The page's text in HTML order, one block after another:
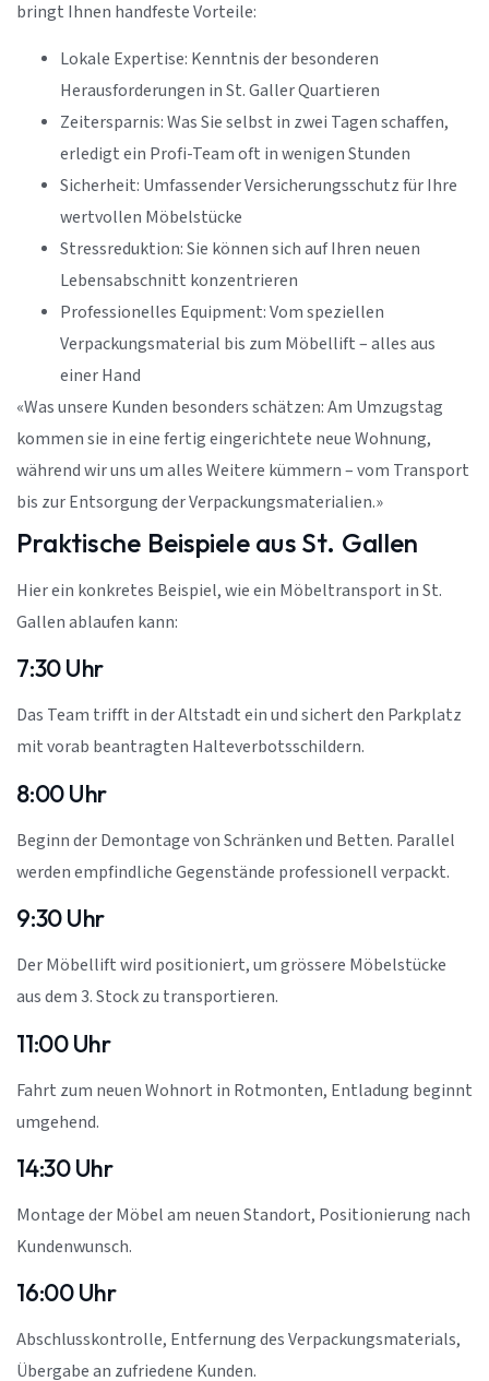
bringt Ihnen handfeste Vorteile:
Lokale Expertise: Kenntnis der besonderen
Herausforderungen in St. Galler Quartieren
Zeitersparnis: Was Sie selbst in zwei Tagen schaffen,
erledigt ein Profi-Team oft in wenigen Stunden
Sicherheit: Umfassender Versicherungsschutz für Ihre
wertvollen Möbelstücke
Stressreduktion: Sie können sich auf Ihren neuen
Lebensabschnitt konzentrieren
Professionelles Equipment: Vom speziellen
Verpackungsmaterial bis zum Möbellift – alles aus
einer Hand
«Was unsere Kunden besonders schätzen: Am Umzugstag
kommen sie in eine fertig eingerichtete neue Wohnung,
während wir uns um alles Weitere kümmern – vom Transport
bis zur Entsorgung der Verpackungsmaterialien.»
Praktische Beispiele aus St. Gallen
Hier ein konkretes Beispiel, wie ein Möbeltransport in St.
Gallen ablaufen kann:
7:30 Uhr
Das Team trifft in der Altstadt ein und sichert den Parkplatz
mit vorab beantragten Halteverbotsschildern.
8:00 Uhr
Beginn der Demontage von Schränken und Betten. Parallel
werden empfindliche Gegenstände professionell verpackt.
9:30 Uhr
Der Möbellift wird positioniert, um grössere Möbelstücke
aus dem 3. Stock zu transportieren.
11:00 Uhr
Fahrt zum neuen Wohnort in Rotmonten, Entladung beginnt
umgehend.
14:30 Uhr
Montage der Möbel am neuen Standort, Positionierung nach
Kundenwunsch.
16:00 Uhr
Abschlusskontrolle, Entfernung des Verpackungsmaterials,
Übergabe an zufriedene Kunden.